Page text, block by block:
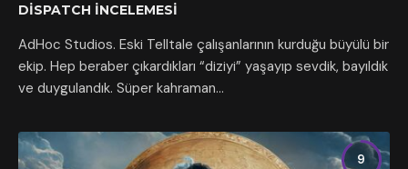
DISPATCH İNCELEMESI
AdHoc Studios. Eski Telltale çalışanlarının kurduğu büyülü bir
ekip. Hep beraber çıkardıkları “diziyi” yaşayıp sevdik, bayıldık
ve duygulandık. Süper kahraman…
9